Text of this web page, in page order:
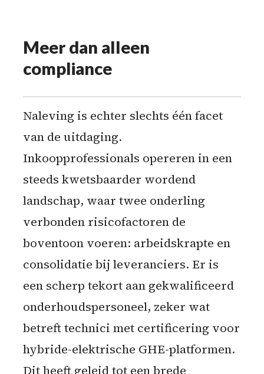
Meer dan alleen
compliance
Naleving is echter slechts één facet
van de uitdaging.
Inkoopprofessionals opereren in een
steeds kwetsbaarder wordend
landschap, waar twee onderling
verbonden risicofactoren de
boventoon voeren: arbeidskrapte en
consolidatie bij leveranciers. Er is
een scherp tekort aan gekwalificeerd
onderhoudspersoneel, zeker wat
betreft technici met certificering voor
hybride-elektrische GHE-platformen.
Dit heeft geleid tot een brede